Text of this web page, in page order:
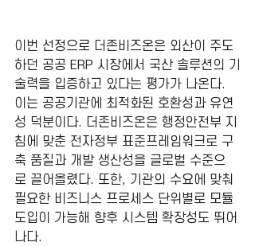
이번 선정으로 더존비즈온은 외산이 주도
하던 공공 ERP 시장에서 국산 솔루션의 기
술력을 입증하고 있다는 평가가 나온다.
이는 공공기관에 최적화된 호환성과 유연
성 덕분이다. 더존비즈온은 행정안전부 지
침에 맞춘 전자정부 표준프레임워크로 구
축 품질과 개발 생산성을 글로벌 수준으
로 끌어올렸다. 또한, 기관의 수요에 맞춰
필요한 비즈니스 프로세스 단위별로 모듈
도입이 가능해 향후 시스템 확장성도 뛰어
나다.